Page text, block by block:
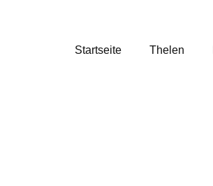
Startseite Thelen